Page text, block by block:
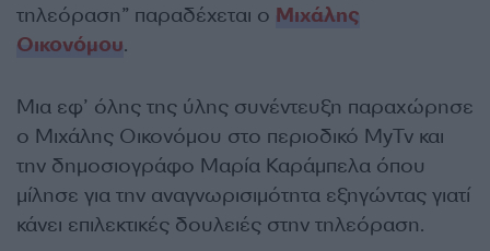
τηλεόραση” παραδέχεται ο Μιχάλης
Οικονόμου.
Μια εφ’ όλης της ύλης συνέντευξη παραχώρησε
ο Μιχάλης Οικονόμου στο περιοδικό MyTv και
την δημοσιογράφο Μαρία Καράμπελα όπου
μίλησε για την αναγνωρισιμότητα εξηγώντας γιατί
κάνει επιλεκτικές δουλειές στην τηλεόραση.